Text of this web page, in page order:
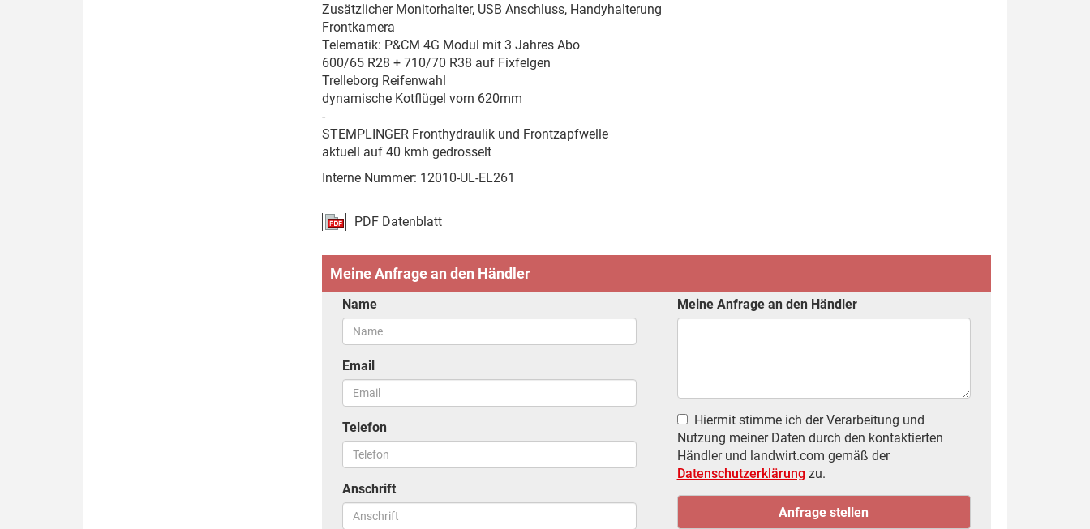
Zusätzlicher Monitorhalter, USB Anschluss, Handyhalterung
Frontkamera
Telematik: P&CM 4G Modul mit 3 Jahres Abo
600/65 R28 + 710/70 R38 auf Fixfelgen
Trelleborg Reifenwahl
dynamische Kotflügel vorn 620mm
-
STEMPLINGER Fronthydraulik und Frontzapfwelle
aktuell auf 40 kmh gedrosselt
Interne Nummer: 12010-UL-EL261
PDF Datenblatt
Meine Anfrage an den Händler
Name
Email
Telefon
Anschrift
Meine Anfrage an den Händler
Hiermit stimme ich der Verarbeitung und
Nutzung meiner Daten durch den kontaktierten
Händler und landwirt.com gemäß der
Datenschutzerklärung zu.